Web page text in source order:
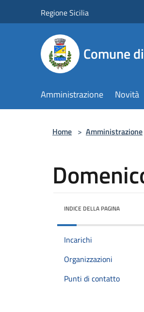
Regione Sicilia
Comune
Amministrazione Novità
Home > Amministrazione
INDICE DELLA PAGINA
Incarichi
Organizzazioni
Punti di contatto